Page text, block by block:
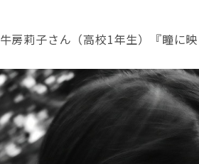
莉子さん（高校1年生）『瞳に映